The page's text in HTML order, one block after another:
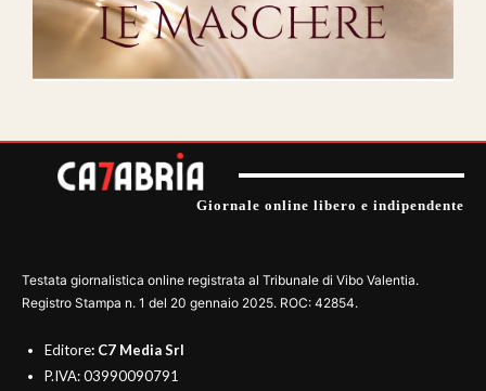
Giornale online libero e indipendente
Testata giornalistica online registrata al Tribunale di Vibo Valentia.
Registro Stampa n. 1 del 20 gennaio 2025. ROC: 42854.
Editore: C7 Media Srl
P.IVA: 03990090791